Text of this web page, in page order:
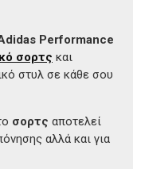
Performance
σορτς και
στυλ σε κάθε σου
σορτς αποτελεί
αλλά και για